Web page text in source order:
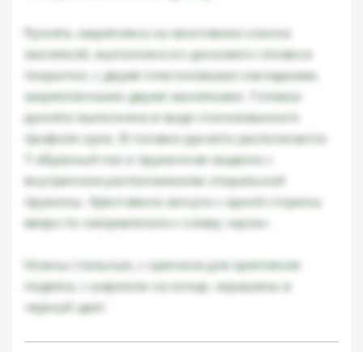
Рукоять закреплена на хвостовике клинка
заклепкой, выполнена из цинкового сплава в
покрытии, с двумя пластиковыми накладками,
закрепленными двумя заклепками. Головка
рукояти выполнена в виде стилизованного
профиля орла. В головке рукояти располагается
Т-образный паз и пружинная защелка с
внутренним расположением спиральной
пружины. Крестовина загнута с одной стороны
вверх по направлению к клюву «орла».
Ножны стальные, с крючком для крепления
подвеса, с шариком на конце, окрашены в
черный цвет.